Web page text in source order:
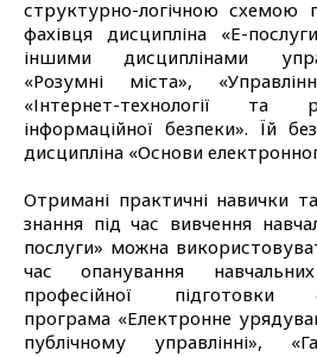
структурно-логічною схемою
фахівця дисципліна «Е-
іншими дисциплінами
«Розумні міста»,
«Інтернет-технології та
інформаційної безпеки». Їй
дисципліна «Основи
Отримані практичні навички
знання під час вивчення
послуги» можна
час опанування
професійної підготовки
програма «Електронне
публічному управлінні»,